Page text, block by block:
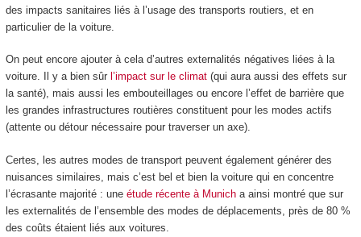
des impacts sanitaires liés à l’usage des transports routiers, et en
particulier de la voiture.
On peut encore ajouter à cela d’autres externalités négatives liées à la
voiture. Il y a bien sûr l’impact sur le climat(qui aura aussi des effets sur
la santé), mais aussi les embouteillages ou encore l’effet de barrière que
les grandes infrastructures routières constituent pour les modes actifs
(attente ou détour nécessaire pour traverser un axe).
Certes, les autres modes de transport peuvent également générer des
nuisances similaires, mais c’est bel et bien la voiture qui en concentre
l’écrasante majorité : une étude récente à Municha ainsi montré que sur
les externalités de l’ensemble des modes de déplacements, près de 80 %
des coûts étaient liés aux voitures.